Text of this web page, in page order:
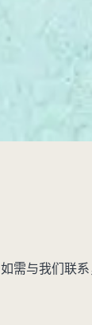
如需与我们联